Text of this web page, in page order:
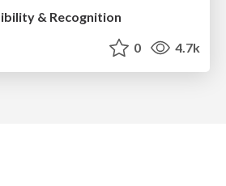
& Recognition
0 4.7k